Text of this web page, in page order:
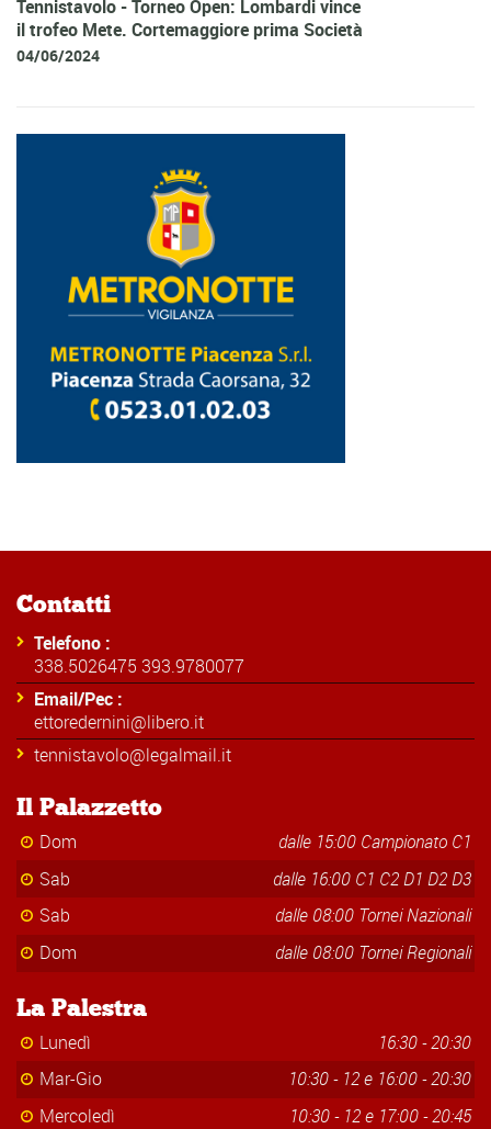
Tennistavolo - Torneo Open: Lombardi vince
il trofeo Mete. Cortemaggiore prima Società
04/06/2024
Contatti
Telefono :
338.5026475 393.9780077
Email/Pec :
ettoredernini@libero.it
tennistavolo@legalmail.it
Il Palazzetto
Dom
dalle 15:00 Campionato C1
Sab
dalle 16:00 C1 C2 D1 D2 D3
Sab
dalle 08:00 Tornei Nazionali
Dom
dalle 08:00 Tornei Regionali
La Palestra
Lunedì
16:30 - 20:30
Mar-Gio
10:30 - 12 e 16:00 - 20:30
Mercoledì
10:30 - 12 e 17:00 - 20:45